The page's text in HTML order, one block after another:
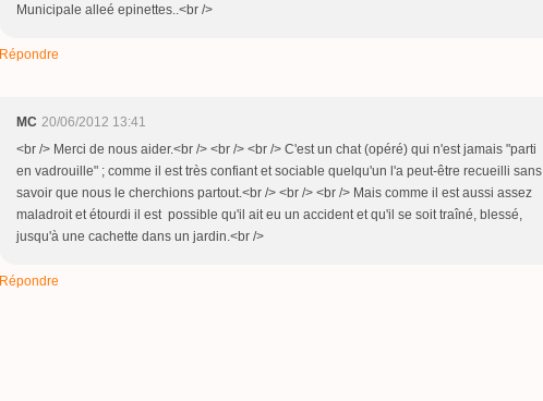
Municipale alleé epinettes..<br />
Répondre
MC 20/06/2012 13:41
<br /> Merci de nous aider.<br /> <br /> <br /> C'est un chat (opéré) qui n'est jamais "parti
en vadrouille" ; comme il est très confiant et sociable quelqu'un l'a peut-être recueilli sans
savoir que nous le cherchions partout.<br /> <br /> <br /> Mais comme il est aussi assez
maladroit et étourdi il est possible qu'il ait eu un accident et qu'il se soit traîné, blessé,
jusqu'à une cachette dans un jardin.<br />
Répondre